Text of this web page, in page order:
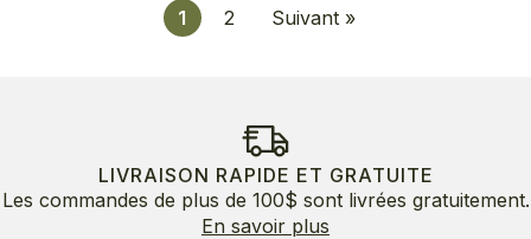
actuel
est :
initial
1 2 Suivant »
LIVRAISON RAPIDE ET GRATUITE
Les commandes de plus de 100$ sont livrées gratuitement.
En savoir plus